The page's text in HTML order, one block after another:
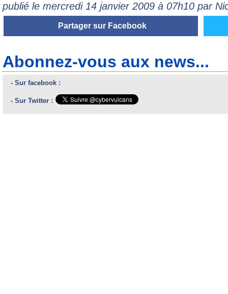
publié le mercredi 14 janvier 2009 à 07h10 par
Partager sur Facebook
Abonnez-vous aux news...
- Sur facebook :
- Sur Twitter :